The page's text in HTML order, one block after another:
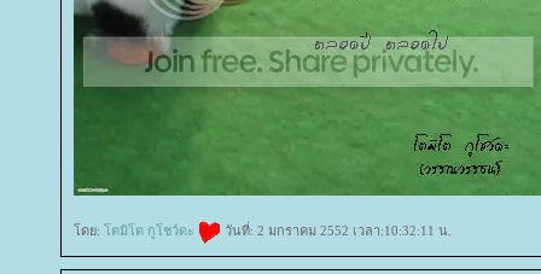
ดย: ตมิโต กูโชว์ดะ วันที่: 2 มกราคม 2552 เวลา:10:32:11 น.